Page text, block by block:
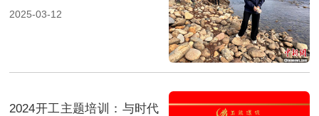
山水土地“防护网”
2025-03-12
2024开工主题培训：与时代